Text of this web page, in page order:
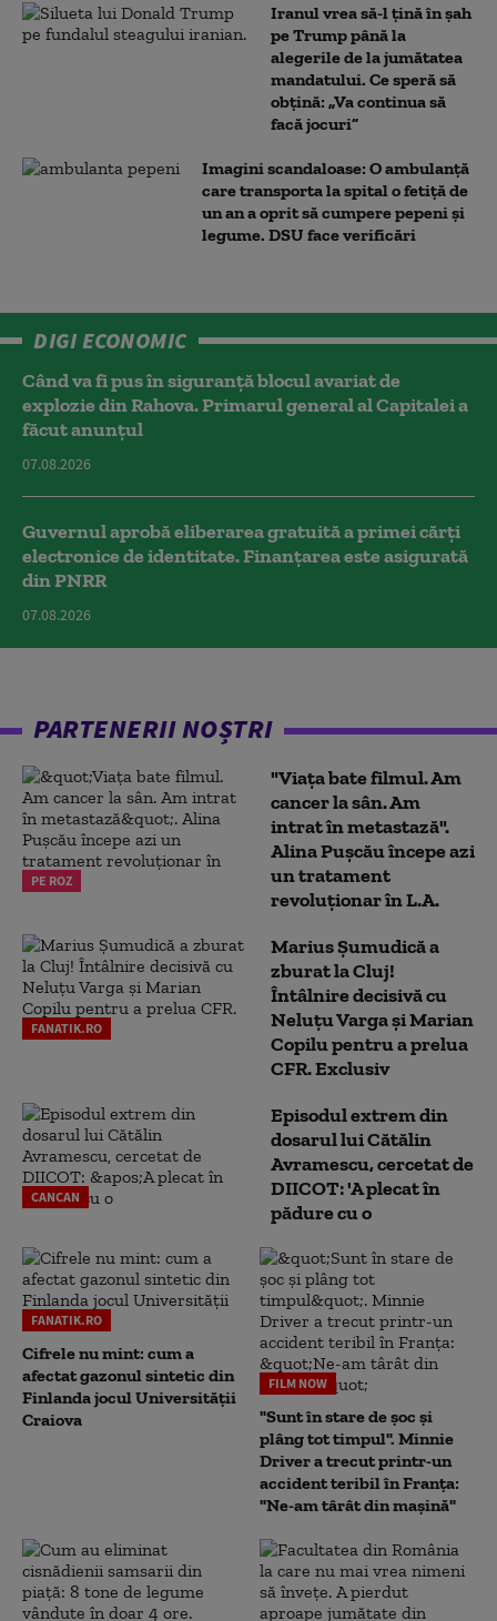
Iranul vrea să-l țină în șah
pe Trump până la
alegerile de la jumătatea
mandatului. Ce speră să
obțină: „Va continua să
facă jocuri”
Imagini scandaloase: O ambulanță
care transporta la spital o fetiță de
un an a oprit să cumpere pepeni și
legume. DSU face verificări
DIGI ECONOMIC
Când va fi pus în siguranță blocul avariat de
explozie din Rahova. Primarul general al Capitalei a
făcut anunțul
07.08.2026
Guvernul aprobă eliberarea gratuită a primei cărţi
electronice de identitate. Finanțarea este asigurată
din PNRR
07.08.2026
PARTENERII NOȘTRI
PE ROZ
"Viața bate filmul. Am
cancer la sân. Am
intrat în metastază".
Alina Pușcău începe azi
un tratament
revoluționar în L.A.
FANATIK.RO
Marius Şumudică a
zburat la Cluj!
Întâlnire decisivă cu
Neluţu Varga şi Marian
Copilu pentru a prelua
CFR. Exclusiv
CANCAN
Episodul extrem din
dosarul lui Cătălin
Avramescu, cercetat de
DIICOT: 'A plecat în
pădure cu o
FANATIK.RO
Cifrele nu mint: cum a
afectat gazonul sintetic din
Finlanda jocul Universității
Craiova
FILM NOW
"Sunt în stare de șoc și
plâng tot timpul". Minnie
Driver a trecut printr-un
accident teribil în Franța:
"Ne-am târât din mașină"